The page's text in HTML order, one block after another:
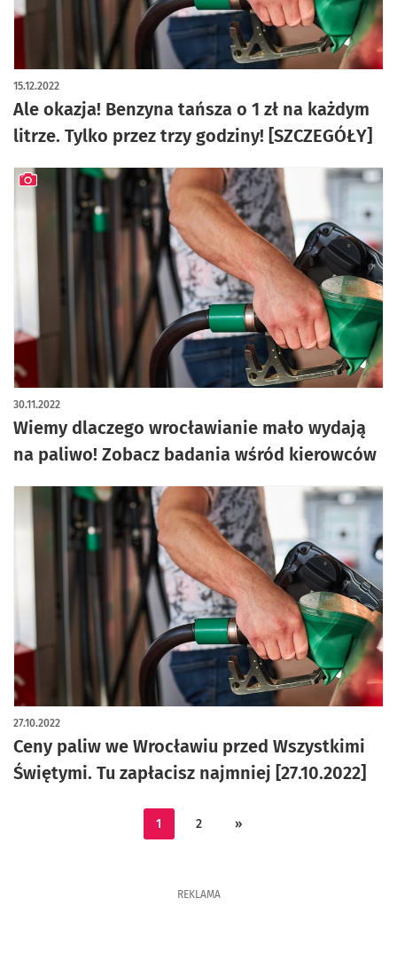
Ale okazja! Benzyna tańsza o 1 zł na każdym
litrze. Tylko przez trzy godziny! [SZCZEGÓŁY]
15.12.2022
Wiemy dlaczego wrocławianie mało wydają
na paliwo! Zobacz badania wśród kierowców
30.11.2022
artykuł z galerią zdjęć
Ceny paliw we Wrocławiu przed Wszystkimi
Świętymi. Tu zapłacisz najmniej [27.10.2022]
27.10.2022
1 2 »
REKLAMA